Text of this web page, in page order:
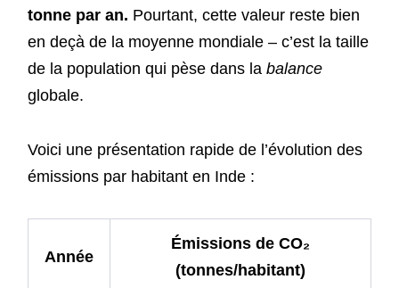
tonne par an. Pourtant, cette valeur reste bien
en deçà de la moyenne mondiale – c’est la taille
de la population qui pèse dans la balance
globale.
Voici une présentation rapide de l’évolution des
émissions par habitant en Inde :
Année
Émissions de CO₂
(tonnes/habitant)